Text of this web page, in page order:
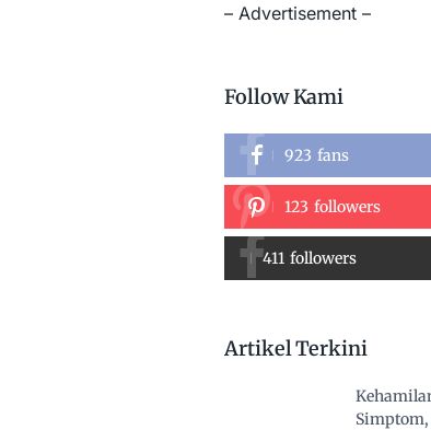
– Advertisement –
Follow Kami
923 fans
123 followers
411 followers
Artikel Terkini